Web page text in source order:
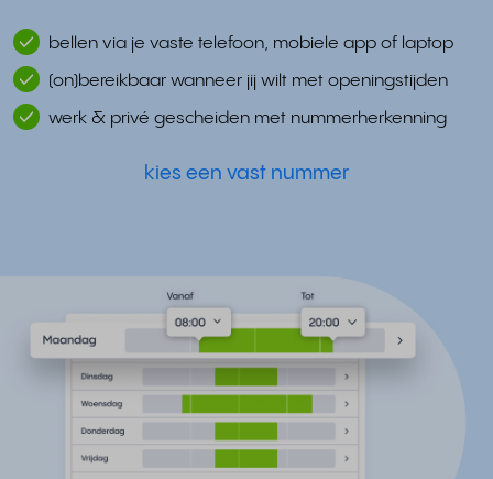
bellen via je vaste telefoon, mobiele app of laptop
(on)bereikbaar wanneer jij wilt met openingstijden
werk & privé gescheiden met nummerherkenning
kies een vast nummer